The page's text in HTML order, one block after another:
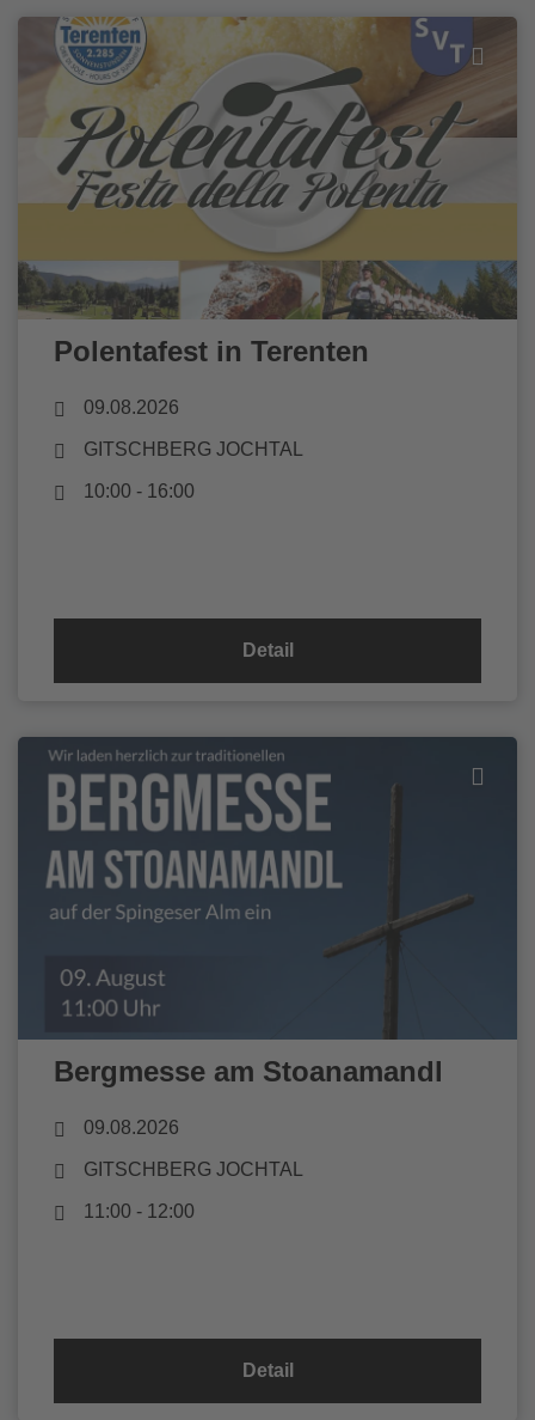
Polentafest in Terenten
09.08.2026
GITSCHBERG JOCHTAL
10:00 - 16:00
Detail
Bergmesse am Stoanamandl
09.08.2026
GITSCHBERG JOCHTAL
11:00 - 12:00
Detail